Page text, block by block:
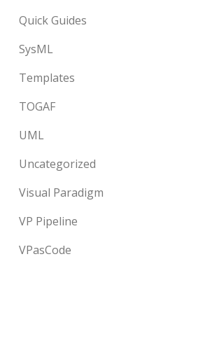
Quick Guides
SysML
Templates
TOGAF
UML
Uncategorized
Visual Paradigm
VP Pipeline
VPasCode